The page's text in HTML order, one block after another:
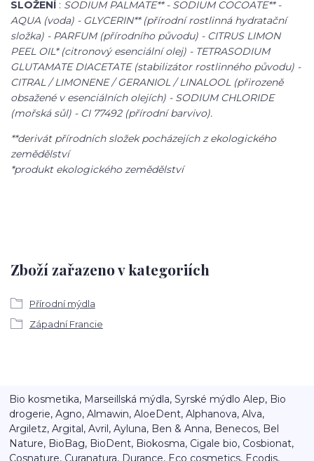
SLOŽENÍ : SODIUM PALMATE** - SODIUM COCOATE** -
AQUA (voda) - GLYCERIN** (přírodní rostlinná hydratační
složka) - PARFUM (přírodního původu) - CITRUS LIMON
PEEL OIL* (citronový esenciální olej) - TETRASODIUM
GLUTAMATE DIACETATE (stabilizátor rostlinného původu) -
CITRAL / LIMONENE / GERANIOL / LINALOOL (přirozeně
obsažené v esenciálních olejích) - SODIUM CHLORIDE
(mořská sůl) - CI 77492 (přírodní barvivo).
**derivát přírodních složek pocházejích z ekologického
zemědělství
*produkt ekologického zemědělství
Zboží zařazeno v kategoriích
Přírodní mýdla
Západní Francie
Bio kosmetika, Marseillská mýdla, Syrské mýdlo Alep, Bio
drogerie, Agno, Almawin, AloeDent, Alphanova, Alva,
Argiletz, Argital, Avril, Ayluna, Ben & Anna, Benecos, Bel
Nature, BioBag, BioDent, Biokosma, Cigale bio, Cosbionat,
Cosnature, Curanatura, Durance, Eco cosmetics, Ecodis,